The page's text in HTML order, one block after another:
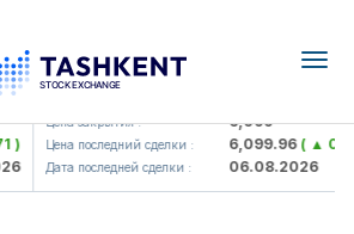
)
UZMK (<O'zmetkombinat> AJ)
Цена закрытия : 6,099
Цена последний сделки : 6,099.96( ▲
Дата последней сделки : 06.08.2026